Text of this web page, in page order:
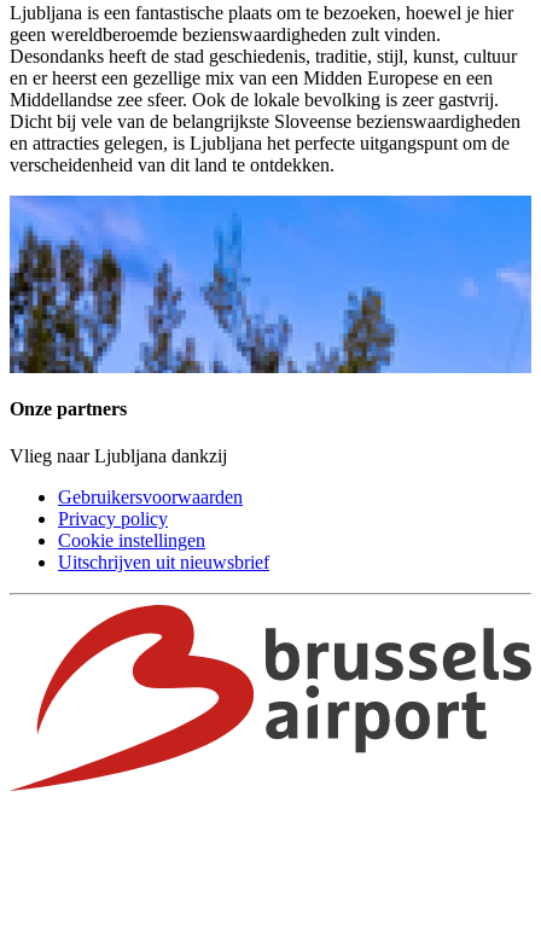
Ljubljana is een fantastische plaats om te bezoeken, hoewel je hier
geen wereldberoemde bezienswaardigheden zult vinden.
Desondanks heeft de stad geschiedenis, traditie, stijl, kunst, cultuur
en er heerst een gezellige mix van een Midden Europese en een
Middellandse zee sfeer. Ook de lokale bevolking is zeer gastvrij.
Dicht bij vele van de belangrijkste Sloveense bezienswaardigheden
en attracties gelegen, is Ljubljana het perfecte uitgangspunt om de
verscheidenheid van dit land te ontdekken.
Onze partners
Vlieg naar Ljubljana dankzij
Gebruikersvoorwaarden
Privacy policy
Cookie instellingen
Uitschrijven uit nieuwsbrief